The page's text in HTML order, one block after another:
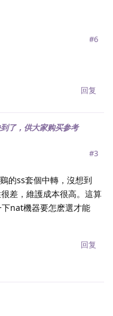
#6
回复
了，供大家购买参考
#3
的ss套個中轉，沒想到
差，維護成本很高。這算
nat機器要怎麽選才能
回复